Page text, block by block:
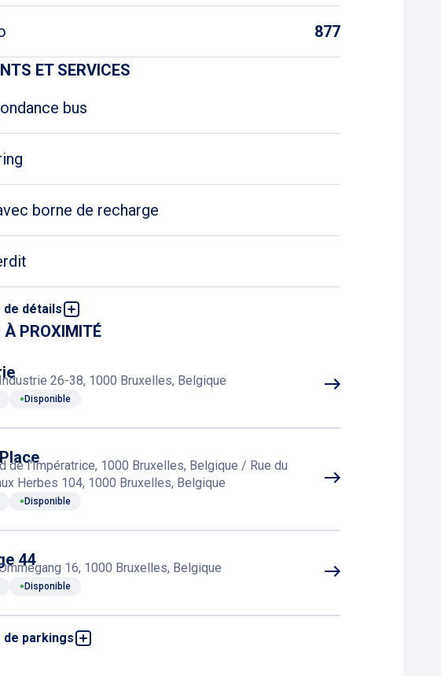
877
ET SERVICES
bus
borne de recharge
détails
nuit pour VE
À PROXIMITÉ
26-38, 1000 Bruxelles, Belgique
Disponible
de l'Impératrice, 1000 Bruxelles, Belgique / Rue du
Herbes 104, 1000 Bruxelles, Belgique
Disponible
44 16, 1000 Bruxelles, Belgique
Disponible
parkings